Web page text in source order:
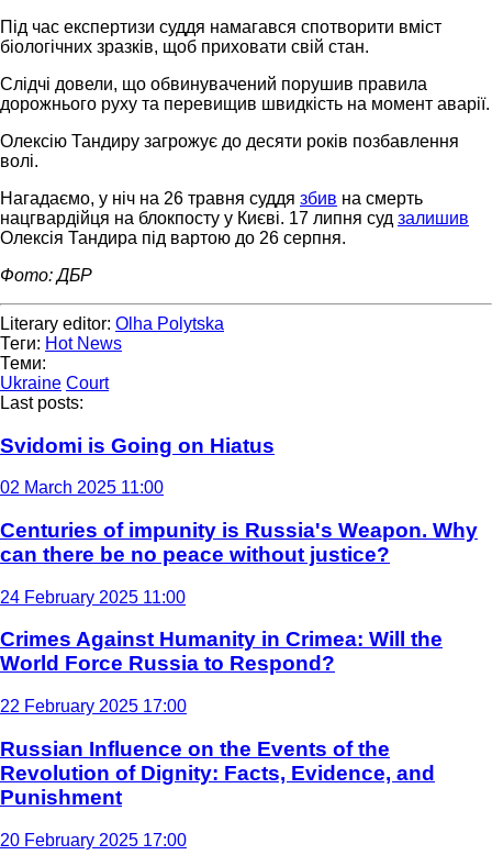
Під час експертизи суддя намагався спотворити вміст
біологічних зразків, щоб приховати свій стан.
Слідчі довели, що обвинувачений порушив правила
дорожнього руху та перевищив швидкість на момент аварії.
Олексію Тандиру загрожує до десяти років позбавлення
волі.
Нагадаємо, у ніч на 26 травня суддя збив на смерть
нацгвардійця на блокпосту у Києві. 17 липня суд залишив
Олексія Тандира під вартою до 26 серпня.
Фото: ДБР
Literary editor: Olha Polytska
Теги: Hot News
Теми:
Ukraine Court
Last posts:
Svidomi is Going on Hiatus
02 March 2025 11:00
Centuries of impunity is Russia's Weapon. Why
can there be no peace without justice?
24 February 2025 11:00
Crimes Against Humanity in Crimea: Will the
World Force Russia to Respond?
22 February 2025 17:00
Russian Influence on the Events of the
Revolution of Dignity: Facts, Evidence, and
Punishment
20 February 2025 17:00